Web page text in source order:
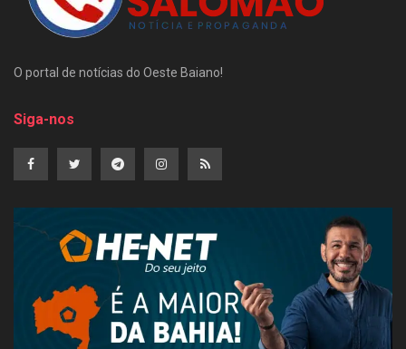
O portal de notícias do Oeste Baiano!
Siga-nos